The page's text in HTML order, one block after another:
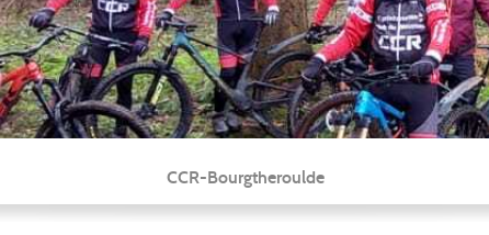
CCR-Bourgtheroulde